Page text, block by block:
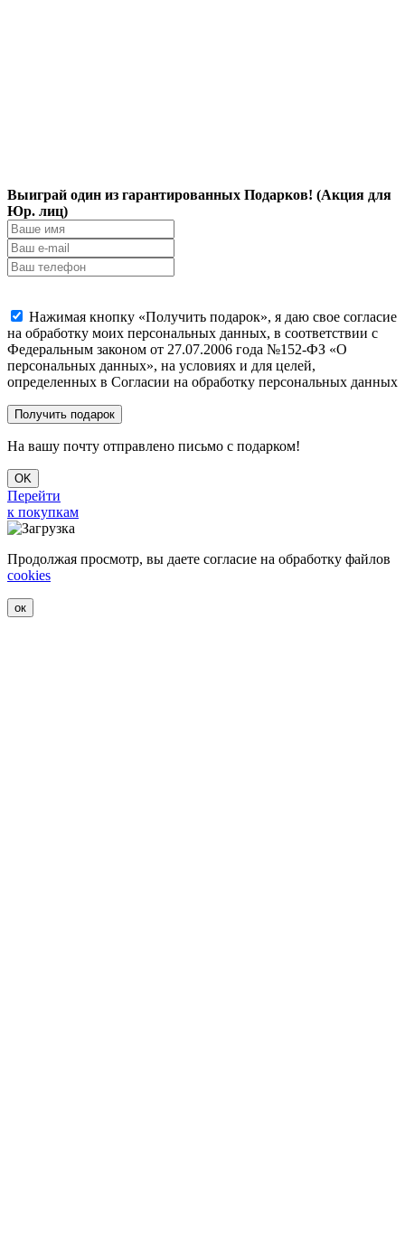
Выиграй один из гарантированных Подарков! (Акция для
Юр. лиц)
Нажимая кнопку «Получить подарок», я даю свое согласие
на обработку моих персональных данных, в соответствии с
Федеральным законом от 27.07.2006 года №152-ФЗ «О
персональных данных», на условиях и для целей,
определенных в Согласии на обработку персональных данных
На вашу почту отправлено письмо с подарком!
OK
Перейти
к покупкам
Продолжая просмотр, вы даете согласие на обработку файлов
cookies
ок